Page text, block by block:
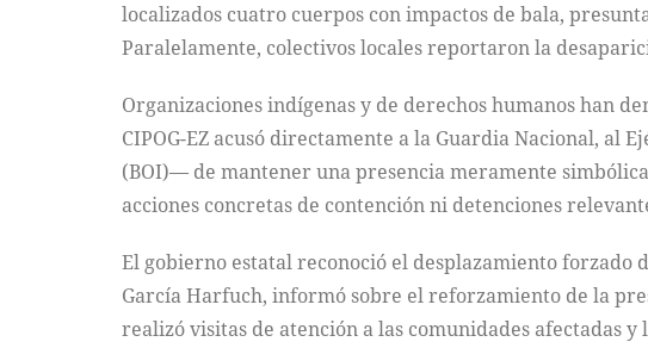
localizados cuatro cuerpos con impactos de bala,
Paralelamente, colectivos locales reportaron la
Organizaciones indígenas y de derechos humanos han
CIPOG-EZ acusó directamente a la Guardia Nacional,
(BOI)— de mantener una presencia meramente
acciones concretas de contención ni detenciones
El gobierno estatal reconoció el desplazamiento
García Harfuch, informó sobre el reforzamiento de la
realizó visitas de atención a las comunidades afectadas